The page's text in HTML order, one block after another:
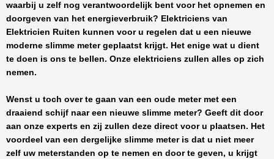
waarbij u zelf nog verantwoordelijk bent voor het opnemen en
doorgeven van het energieverbruik? Elektriciens van
Elektricien Ruiten kunnen voor u regelen dat u een nieuwe
moderne slimme meter geplaatst krijgt. Het enige wat u dient
te doen is ons te bellen. Onze elektriciens zullen alles op zich
nemen.
Wenst u toch over te gaan van een oude meter met een
draaiend schijf naar een nieuwe slimme meter? Geeft dit door
aan onze experts en zij zullen deze direct voor u plaatsen. Het
voordeel van een dergelijke slimme meter is dat u niet meer
zelf uw meterstanden op te nemen en door te geven, u krijgt